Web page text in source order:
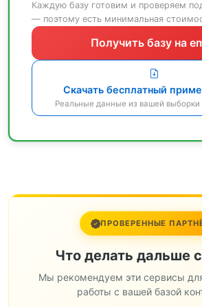
Каждую базу готовим и проверяем
— поэтому есть минимальная
Получить базу на
Скачать бесплатный
Реальные данные из вашей
ПРОВЕРЕННЫЕ
Что делать дальше
Мы рекомендуем эти сервисы
работы с вашей базой